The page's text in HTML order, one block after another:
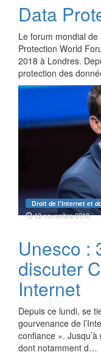
Data
Le forum mondial
Protection World
2018 à Londres.
protection des
Droit de l'Internet et
12 novembre 2018
Unesco :
discuter
Internet
Depuis ce lundi, se
gourvenance de
confiance ».
dont notamment d…